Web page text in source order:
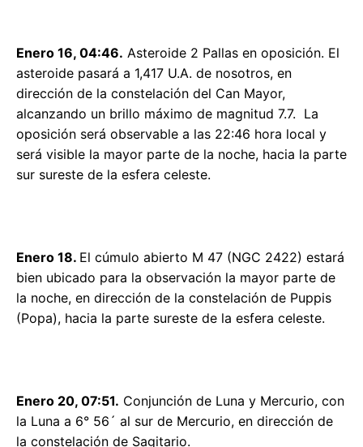
Enero 16, 04:46. Asteroide 2 Pallas en oposición. El
asteroide pasará a 1,417 U.A. de nosotros, en
dirección de la constelación del Can Mayor,
alcanzando un brillo máximo de magnitud 7.7. La
oposición será observable a las 22:46 hora local y
será visible la mayor parte de la noche, hacia la parte
sur sureste de la esfera celeste.
Enero 18. El cúmulo abierto M 47 (NGC 2422) estará
bien ubicado para la observación la mayor parte de
la noche, en dirección de la constelación de Puppis
(Popa), hacia la parte sureste de la esfera celeste.
Enero 20, 07:51. Conjunción de Luna y Mercurio, con
la Luna a 6° 56´ al sur de Mercurio, en dirección de
la constelación de Sagitario.